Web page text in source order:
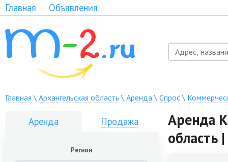
Главная Объявления
Главная \ Архангельская область \ Аренда\ Спрос\
Аренда Продажа
Регион
Аренда
область